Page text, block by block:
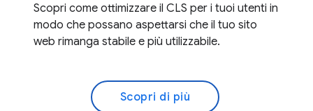
Scopri come ottimizzare il CLS per i tuoi utenti in
modo che possano aspettarsi che il tuo sito
web rimanga stabile e più utilizzabile.
Scopri di più